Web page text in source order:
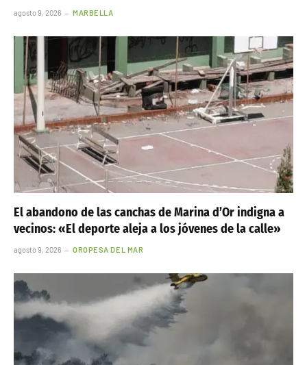
agosto 9, 2026 MARBELLA
El abandono de las canchas de Marina d’Or indigna a
vecinos: «El deporte aleja a los jóvenes de la calle»
agosto 9, 2026 OROPESA DEL MAR